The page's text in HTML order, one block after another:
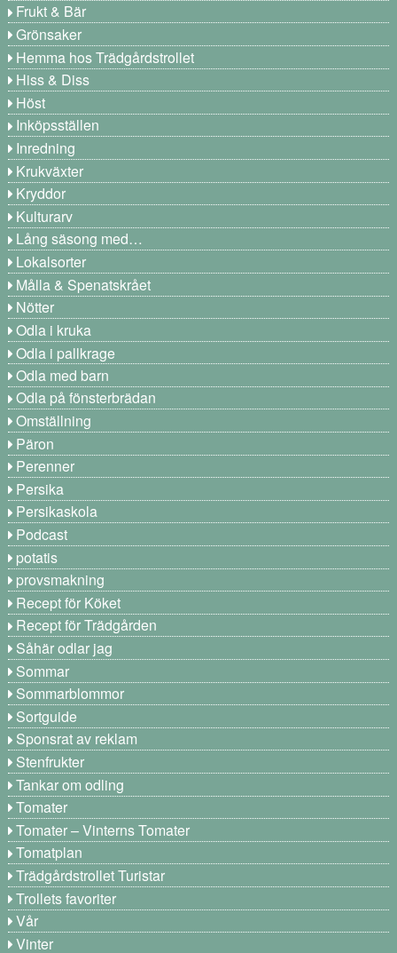
Frukt & Bär
Grönsaker
Hemma hos Trädgårdstrollet
Hiss & Diss
Höst
Inköpsställen
Inredning
Krukväxter
Kryddor
Kulturarv
Lång säsong med…
Lokalsorter
Målla & Spenatskrået
Nötter
Odla i kruka
Odla i pallkrage
Odla med barn
Odla på fönsterbrädan
Omställning
Päron
Perenner
Persika
Persikaskola
Podcast
potatis
provsmakning
Recept för Köket
Recept för Trädgården
Såhär odlar jag
Sommar
Sommarblommor
Sortguide
Sponsrat av reklam
Stenfrukter
Tankar om odling
Tomater
Tomater – Vinterns Tomater
Tomatplan
Trädgårdstrollet Turistar
Trollets favoriter
Vår
Vinter